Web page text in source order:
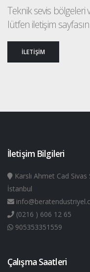
Teknik sevis bölgeleri
lütfen iletişim
İLETİŞİM
İletişim Bilgileri
Karslı Ahmet Cad
İstanbul
(0216 ) 606 12 65
905353351559
Çalışma Saatleri